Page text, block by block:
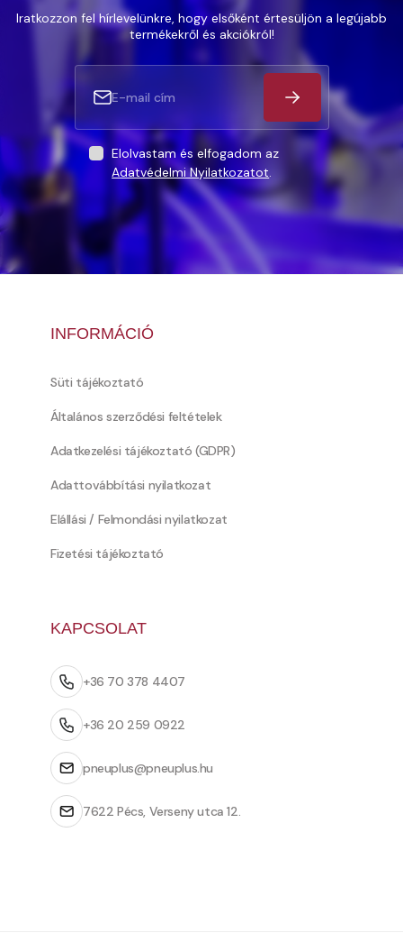
Iratkozzon fel hírlevelünkre, hogy elsőként értesüljön a legújabb
termékekről és akciókról!
Elolvastam és elfogadom az
Adatvédelmi Nyilatkozatot.
INFORMÁCIÓ
Süti tájékoztató
Általános szerződési feltételek
Adatkezelési tájékoztató (GDPR)
Adattovábbítási nyilatkozat
Elállási / Felmondási nyilatkozat
Fizetési tájékoztató
KAPCSOLAT
+36 70 378 4407
+36 20 259 0922
pneuplus@pneuplus.hu
7622 Pécs, Verseny utca 12.